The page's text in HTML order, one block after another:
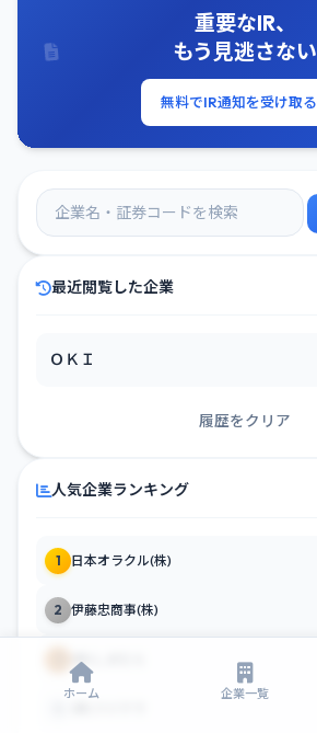
重要なIR、
もう見逃さない
無料でIR通知を受け取る
最近閲覧した企業
ＯＫＩ
履歴をクリア
人気企業ランキング
1 日本オラクル(株)
2 伊藤忠商事(株)
(株)しまむら
ホーム 企業一覧